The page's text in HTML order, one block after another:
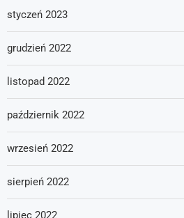
styczeń 2023
grudzień 2022
listopad 2022
październik 2022
wrzesień 2022
sierpień 2022
lipiec 2022